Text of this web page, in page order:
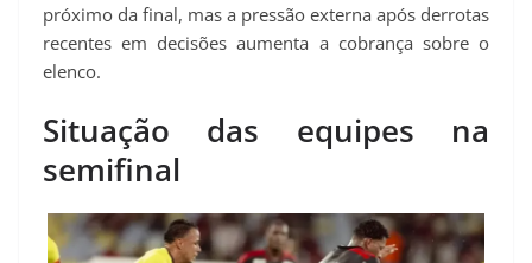
próximo da final, mas a pressão externa após derrotas
recentes em decisões aumenta a cobrança sobre o
elenco.
Situação das equipes na
semifinal